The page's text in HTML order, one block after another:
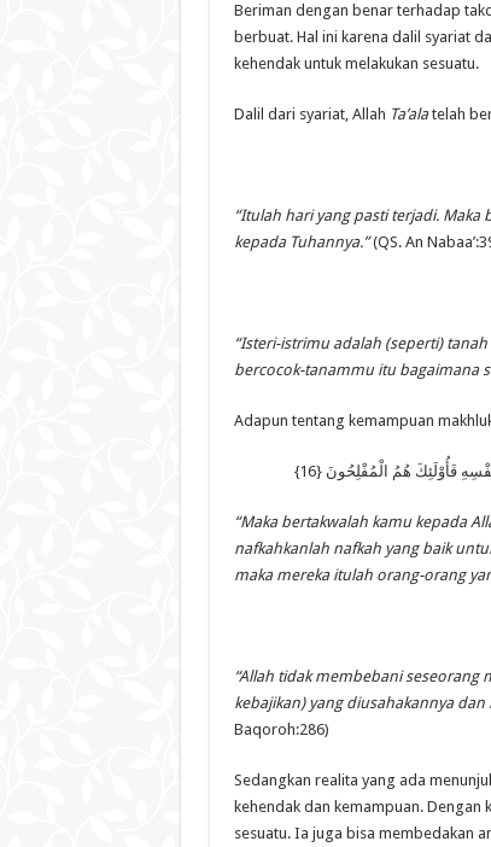
Beriman dengan benar terhadap
berbuat. Hal ini karena dalil syariat
kehendak untuk melakukan sesuatu.
Dalil dari syariat, Allah Ta’alatelah
“Itulah hari yang pasti terjadi.
kepada Tuhannya.”(QS. An
“Isteri-istrimu adalah (seperti)
bercocok-tanammu itu bagaimana
Adapun tentang kemampuan
فَأُوْلَئِكَ هُمُ الْمُفْلِحُونَ {16}
“Maka bertakwalah kamu kepada
nafkahkanlah nafkah yang baik
maka mereka itulah orang-orang
“Allah tidak membebani seseorang
kebajikan) yang diusahakannya
Baqoroh:286)
Sedangkan realita yang ada
kehendak dan kemampuan. Dengan
sesuatu. Ia juga bisa membedakan